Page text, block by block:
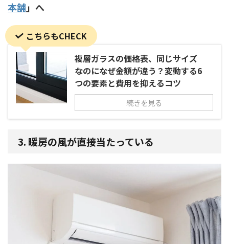
本舗」へ
こちらもCHECK
複層ガラスの価格表、同じサイズ
なのになぜ金額が違う？変動する6
つの要素と費用を抑えるコツ
続きを見る
3. 暖房の風が直接当たっている